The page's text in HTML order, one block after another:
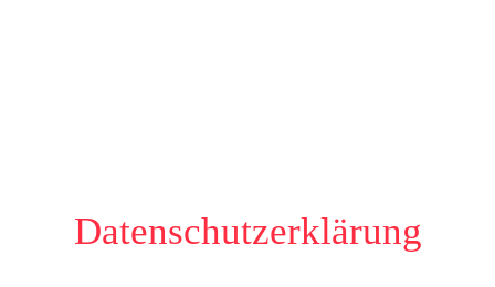
Datenschutzerklärung